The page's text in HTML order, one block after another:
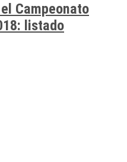
Campeonato
listado